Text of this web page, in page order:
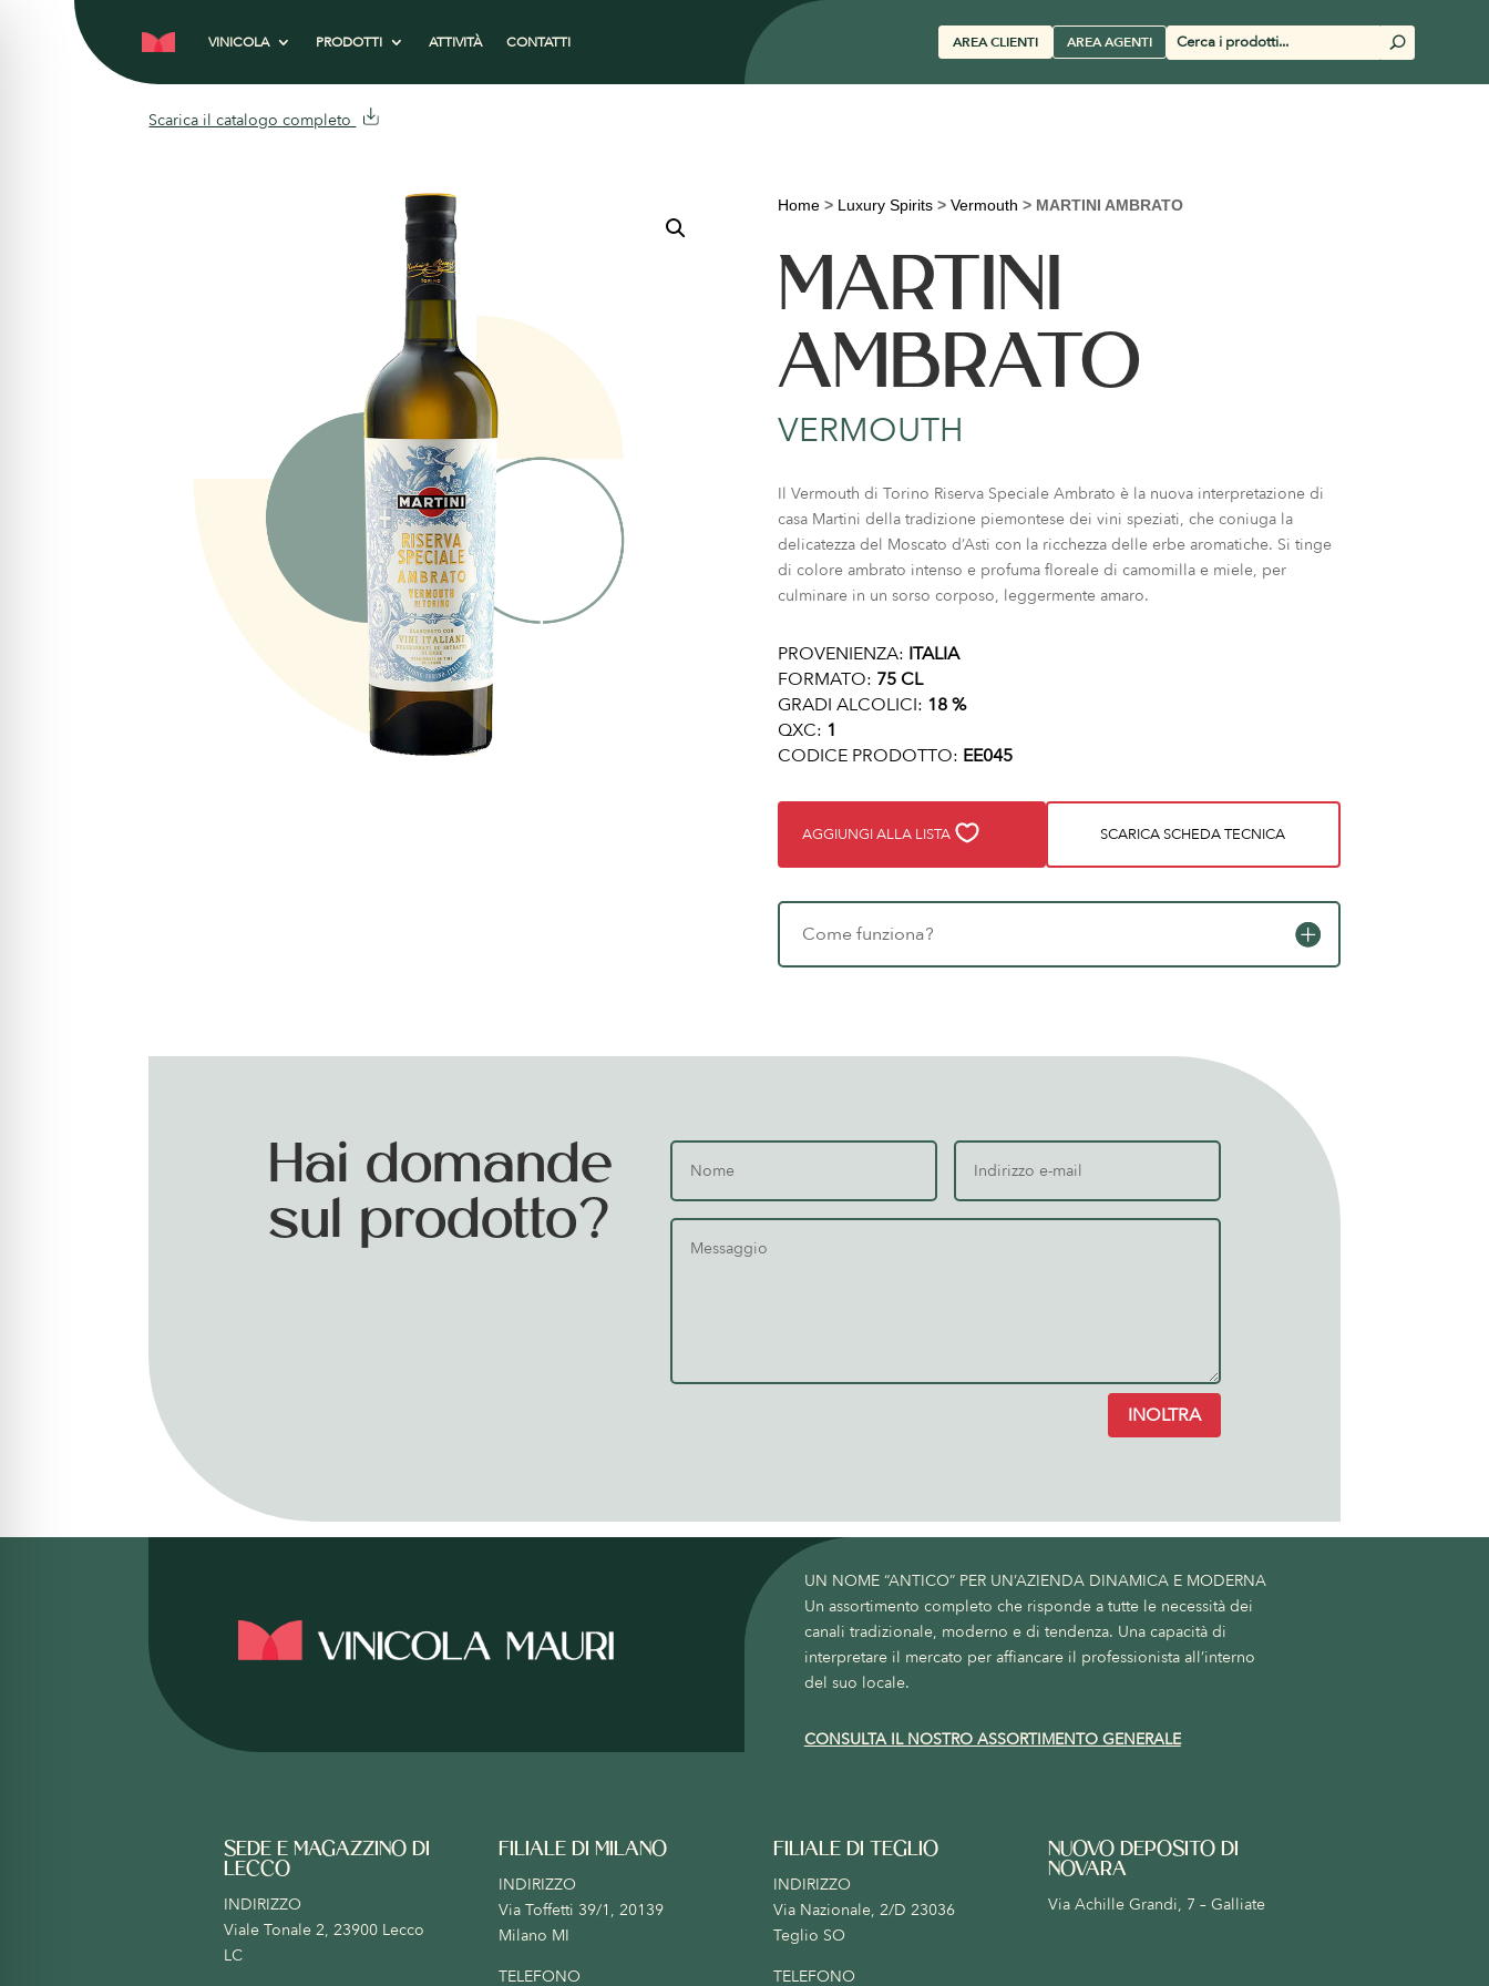
VINICOLA PRODOTTI ATTIVITÀ CONTATTI AREA CLIENTI AREA AGENTI
Cerca
prodotti
U
Scarica il catalogo completo
Home> Luxury Spirits> Vermouth > MARTINI AMBRATO
MARTINI
AMBRATO
VERMOUTH
Il Vermouth di Torino Riserva Speciale Ambrato è la nuova interpretazione di
casa Martini della tradizione piemontese dei vini speziati, che coniuga la
delicatezza del Moscato d’Asti con la ricchezza delle erbe aromatiche. Si tinge
di colore ambrato intenso e profuma floreale di camomilla e miele, per
culminare in un sorso corposo, leggermente amaro.
PROVENIENZA: ITALIA
FORMATO: 75 CL
GRADI ALCOLICI: 18 %
QXC: 1
CODICE PRODOTTO: EE045
AGGIUNGI ALLA LISTA SCARICA SCHEDA TECNICA
Come funziona?
Hai domande
sul prodotto?
INOLTRA
UN NOME “ANTICO” PER UN’AZIENDA DINAMICA E MODERNA
Un assortimento completo che risponde a tutte le necessità dei
canali tradizionale, moderno e di tendenza. Una capacità di
interpretare il mercato per affiancare il professionista all’interno
del suo locale.
CONSULTA IL NOSTRO ASSORTIMENTO GENERALE
SEDE E MAGAZZINO DI
LECCO
INDIRIZZO
Viale Tonale 2, 23900 Lecco
LC
FILIALE DI MILANO
INDIRIZZO
Via Toffetti 39/1, 20139
Milano MI
TELEFONO
FILIALE DI TEGLIO
INDIRIZZO
Via Nazionale, 2/D 23036
Teglio SO
TELEFONO
NUOVO DEPOSITO DI
NOVARA
Via Achille Grandi, 7 – Galliate